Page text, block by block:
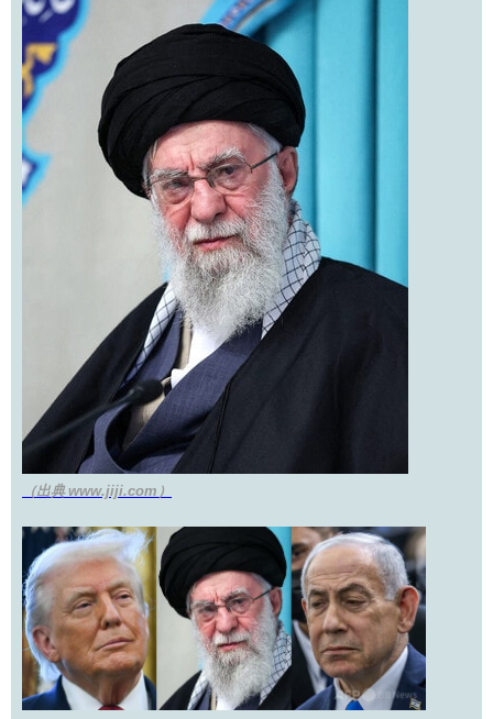
（出典 www.jiji.com）